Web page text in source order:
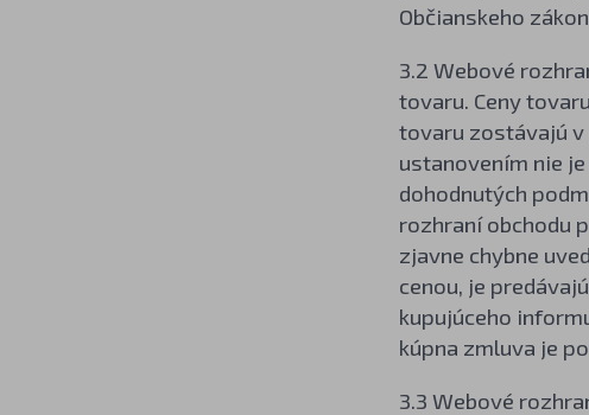
Občianskeho
3.2 Webové
tovaru. Ceny
tovaru zostávajú v
ustanovením nie
dohodnutých
rozhraní obchodu
zjavne chybne
cenou, je
kupujúceho
kúpna zmluva je
3.3 Webové